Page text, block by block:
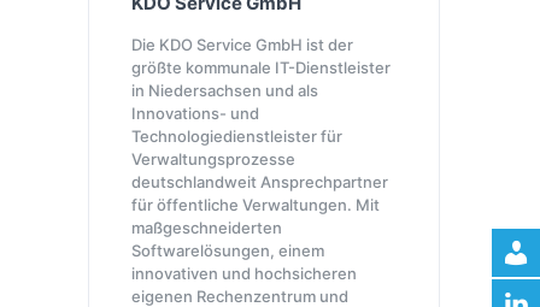
Die KDO Service GmbH ist der
größte kommunale IT-Dienstleister
in Niedersachsen und als
Innovations- und
Technologiedienstleister für
Verwaltungsprozesse
deutschlandweit Ansprechpartner
für öffentliche Verwaltungen. Mit
maßgeschneiderten
Softwarelösungen, einem
innovativen und hochsicheren
eigenen Rechenzentrum und